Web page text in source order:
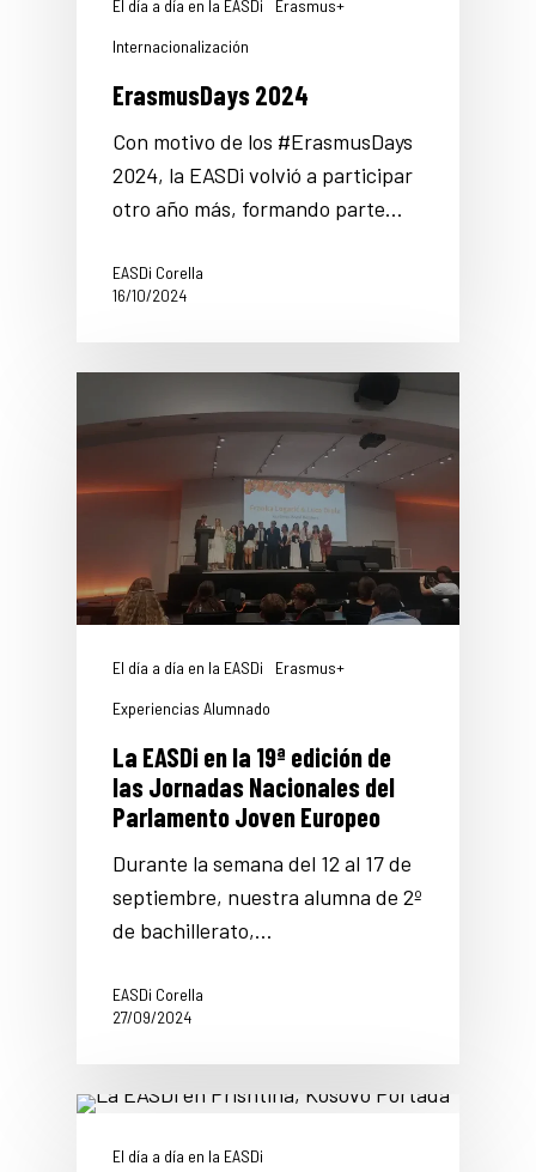
El día a día en la EASDi
Erasmus+
Internacionalización
ErasmusDays 2024
Con motivo de los #ErasmusDays
2024, la EASDi volvió a participar
otro año más, formando parte…
EASDi Corella
16/10/2024
El día a día en la EASDi
Erasmus+
Experiencias Alumnado
La EASDi en la 19ª edición de
las Jornadas Nacionales del
Parlamento Joven Europeo
Durante la semana del 12 al 17 de
septiembre, nuestra alumna de 2º
de bachillerato,…
EASDi Corella
27/09/2024
El día a día en la EASDi